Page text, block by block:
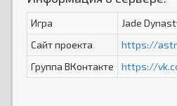
Игра
Jade
Сайт проекта
https://
Группа ВКонтакте
https://